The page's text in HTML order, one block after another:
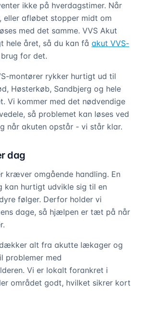
ikke på hverdagstimer. Når
eller afløbet stopper midt om
med det samme. VVS Akut
hele året, så du kan få akut VVS-
for det.
montører rykker hurtigt ud til
Høsterkøb, Sandbjerg og hele
Vi kommer med det nødvendige
så problemet kan løses ved
når akuten opstår - vi står klar.
dag
kræver omgående handling. En
kan hurtigt udvikle sig til en
følger. Derfor holder vi
dage, så hjælpen er tæt på når
alt fra akutte lækager og
problemer med
Vi er lokalt forankret i
området godt, hvilket sikrer kort